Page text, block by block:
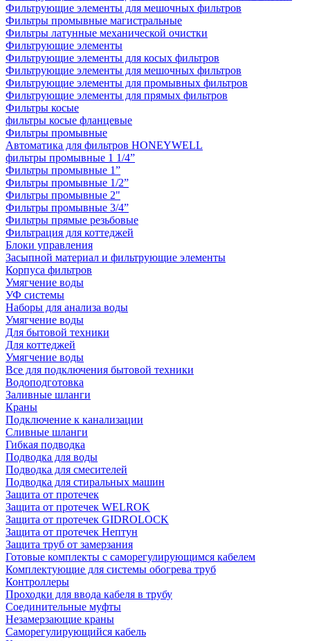
Фильтрующие элементы для мешочных фильтров
Фильтры промывные магистральные
Фильтры латунные механической очистки
Фильтрующие элементы
Фильтрующие элементы для косых фильтров
Фильтрующие элементы для мешочных фильтров
Фильтрующие элементы для промывных фильтров
Фильтрующие элементы для прямых фильтров
Фильтры косые
фильтры косые фланцевые
Фильтры промывные
Автоматика для фильтров HONEYWELL
фильтры промывные 1 1/4”
Фильтры промывные 1”
Фильтры промывные 1/2”
Фильтры промывные 2"
Фильтры промывные 3/4”
Фильтры прямые резьбовые
Фильтрация для коттеджей
Блоки управления
Засыпной материал и фильтрующие элементы
Корпуса фильтров
Умягчение воды
УФ системы
Наборы для анализа воды
Умягчение воды
Для бытовой техники
Для коттеджей
Умягчение воды
Все для подключения бытовой техники
Водоподготовка
Заливные шланги
Краны
Подключение к канализации
Сливные шланги
Гибкая подводка
Подводка для воды
Подводка для смесителей
Подводка для стиральных машин
Защита от протечек
Защита от протечек WELROK
Защита от протечек GIDROLOCK
Защита от протечек Нептун
Защита труб от замерзания
Готовые комплекты с саморегулирующимся кабелем
Комплектующие для системы обогрева труб
Контроллеры
Проходки для ввода кабеля в трубу
Соединительные муфты
Незамерзающие краны
Саморегулирующийся кабель